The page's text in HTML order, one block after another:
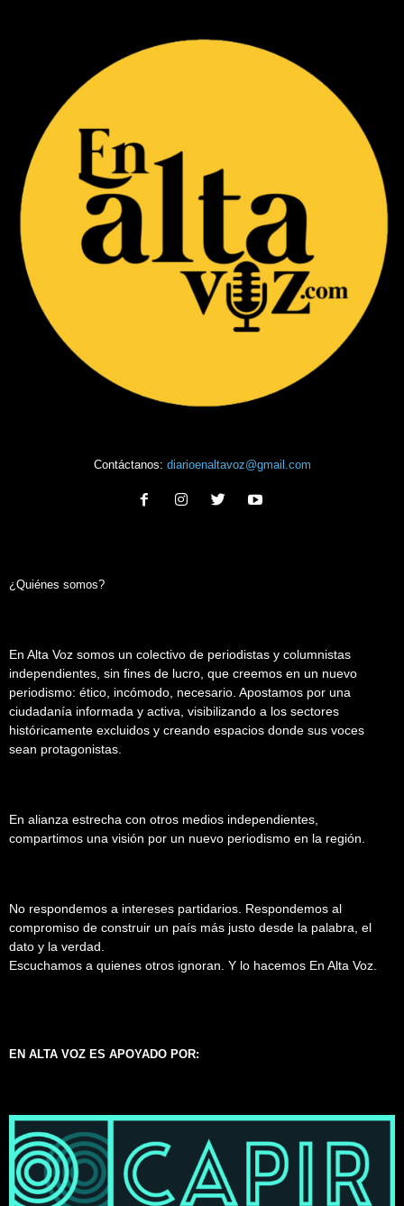
Contáctanos: diarioenaltavoz@gmail.com
¿Quiénes somos?
En Alta Voz somos un colectivo de periodistas y columnistas
independientes, sin fines de lucro, que creemos en un nuevo
periodismo: ético, incómodo, necesario. Apostamos por una
ciudadanía informada y activa, visibilizando a los sectores
históricamente excluidos y creando espacios donde sus voces
sean protagonistas.
En alianza estrecha con otros medios independientes,
compartimos una visión por un nuevo periodismo en la región.
No respondemos a intereses partidarios. Respondemos al
compromiso de construir un país más justo desde la palabra, el
dato y la verdad.
Escuchamos a quienes otros ignoran. Y lo hacemos En Alta Voz.
EN ALTA VOZ ES APOYADO POR: